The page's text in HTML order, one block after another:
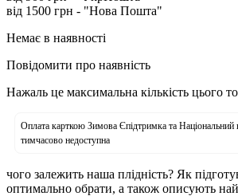
від 1500 грн - "Нова Пошта"
Немає в наявності
Повідомити про наявність
Нажаль це максимальна кількість цього
Оплата карткою Зимова Єпідтримка та Національний
тимчасово недоступна
чого залежить наша плідність? Як
оптимально обрати, а також описують